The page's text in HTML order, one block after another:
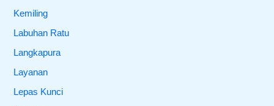
Kemiling
Labuhan Ratu
Langkapura
Layanan
Lepas Kunci